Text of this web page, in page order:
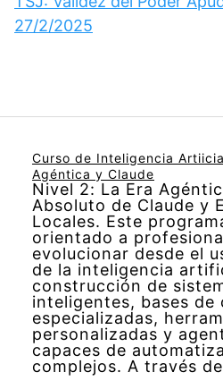
27/2/2025
Curso de Inteligencia
Agéntica y Claude
Nivel 2: La Era
Absoluto de Claude y
Locales. Este
orientado a
evolucionar desde el
de la inteligencia
construcción de
inteligentes, bases de
especializadas,
personalizadas y
capaces de
complejos. A través